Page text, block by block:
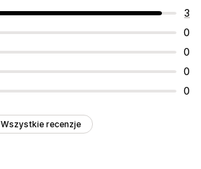
3
0
0
0
0
Wszystkie recenzje